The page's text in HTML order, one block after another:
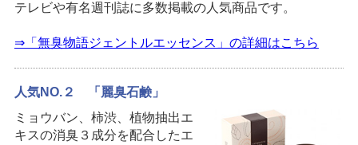
テレビや有名週刊誌に多数掲載の人気商品です。
⇒「無臭物語ジェントルエッセンス」の詳細はこちら
人気NO.２ 「麗臭石鹸」
ミョウバン、柿渋、植物抽出エ
キスの消臭３成分を配合したエ